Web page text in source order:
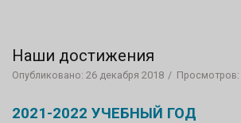
Наши достижения
Опубликовано: 26 декабря 2018 Просмотров:
2021-2022 УЧЕБНЫЙ ГОД